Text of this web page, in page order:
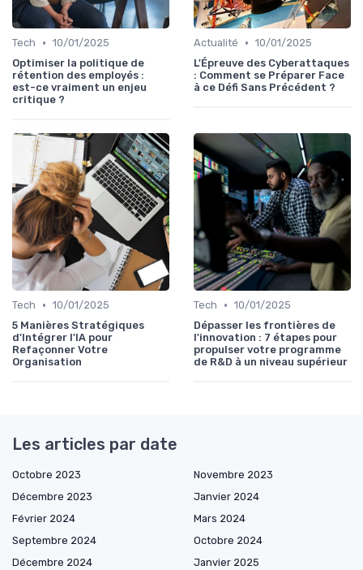
Tech • 10/01/2025
Optimiser la politique de
rétention des employés :
est-ce vraiment un enjeu
critique ?
Actualité • 10/01/2025
L'Épreuve des Cyberattaques
: Comment se Préparer Face
à ce Défi Sans Précédent ?
Tech • 10/01/2025
5 Manières Stratégiques
d'Intégrer l'IA pour
Refaçonner Votre
Organisation
Tech • 10/01/2025
Dépasser les frontières de
l'innovation : 7 étapes pour
propulser votre programme
de R&D à un niveau supérieur
Les articles par date
Octobre 2023
Novembre 2023
Décembre 2023
Janvier 2024
Février 2024
Mars 2024
Septembre 2024
Octobre 2024
Décembre 2024
Janvier 2025